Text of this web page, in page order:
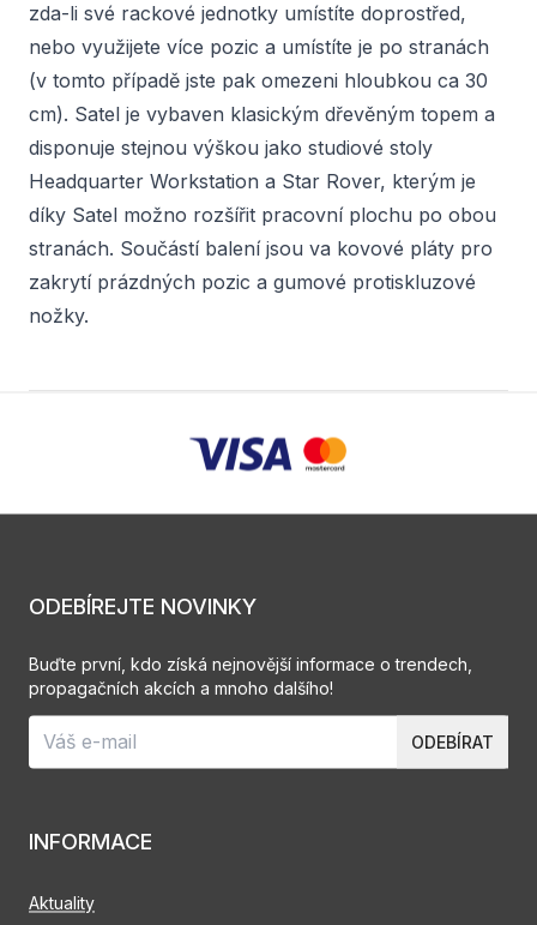
zda-li své rackové jednotky umístíte doprostřed,
nebo využijete více pozic a umístíte je po stranách
(v tomto případě jste pak omezeni hloubkou ca 30
cm). Satel je vybaven klasickým dřevěným topem a
disponuje stejnou výškou jako studiové stoly
Headquarter Workstation a Star Rover, kterým je
díky Satel možno rozšířit pracovní plochu po obou
stranách. Součástí balení jsou va kovové pláty pro
zakrytí prázdných pozic a gumové protiskluzové
nožky.
INFORMACE
Aktuality
ODEBÍREJTE NOVINKY
Buďte první, kdo získá nejnovější informace o trendech,
propagačních akcích a mnoho dalšího!
ODEBÍRAT